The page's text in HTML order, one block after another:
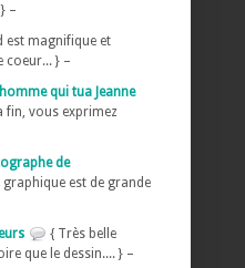
–
est magnifique et
coeur... } –
qui tua Jeanne
fin, vous exprimez
de
est de grande
{ Très belle
que le dessin.... } –